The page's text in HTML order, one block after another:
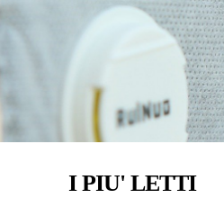
I PIU' LETTI